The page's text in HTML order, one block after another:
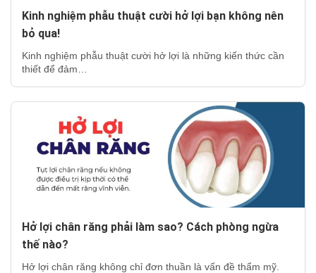
Kinh nghiệm phẫu thuật cười hở lợi bạn không nên
bỏ qua!
Kinh nghiệm phẫu thuật cười hở lợi là những kiến thức cần
thiết để đảm…
Hở lợi chân răng phải làm sao? Cách phòng ngừa
thế nào?
Hở lợi chân răng không chỉ đơn thuần là vấn đề thẩm mỹ.